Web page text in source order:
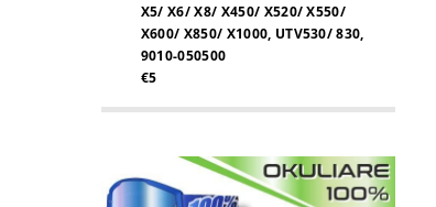
X5/ X6/ X8/ X450/ X520/ X550/
X600/ X850/ X1000, UTV530/ 830,
9010-050500
€5